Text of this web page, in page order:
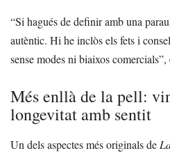
“Si hagués de definir amb una
autèntic. Hi he inclòs els fets i
sense modes ni biaixos comercials”,
Més enllà de la pell:
longevitat amb sentit
Un dels aspectes més originals de